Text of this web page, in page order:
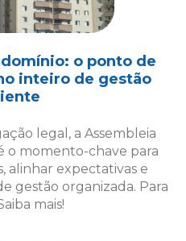
legal, a Assembleia
o momento-chave para
gestão organizada. Para
mais!